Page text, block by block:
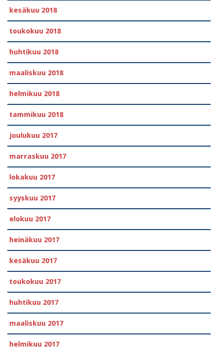
kesäkuu 2018
toukokuu 2018
huhtikuu 2018
maaliskuu 2018
helmikuu 2018
tammikuu 2018
joulukuu 2017
marraskuu 2017
lokakuu 2017
syyskuu 2017
elokuu 2017
heinäkuu 2017
kesäkuu 2017
toukokuu 2017
huhtikuu 2017
maaliskuu 2017
helmikuu 2017